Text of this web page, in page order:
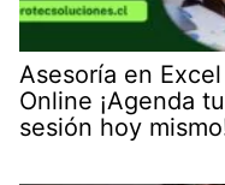
Asesoría en Excel
Online ¡Agenda tu
sesión hoy